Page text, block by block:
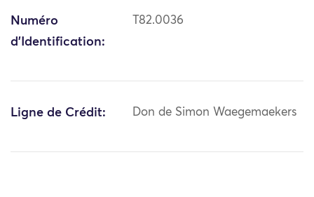
Numéro
d'Identification:
T82.0036
Ligne de Crédit: Don de Simon Waegemaekers